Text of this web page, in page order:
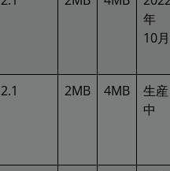
年
10月
2.1 2MB 4MB
生産
中